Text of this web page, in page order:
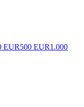
EUR500 EUR1.000